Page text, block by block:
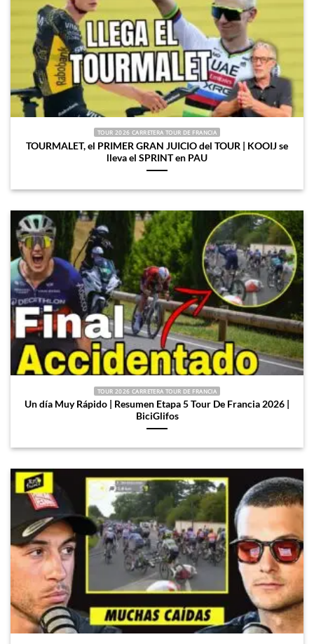
TOUR 2026 CARRETERA TOUR DE FRANCIA
TOURMALET, el PRIMER GRAN JUICIO del TOUR | KOOIJ se
lleva el SPRINT en PAU
TOUR 2026 CARRETERA TOUR DE FRANCIA
Un día Muy Rápido | Resumen Etapa 5 Tour De Francia 2026 |
BiciGlifos